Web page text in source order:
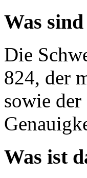
Was
Die
824, der
sowie
Was ist